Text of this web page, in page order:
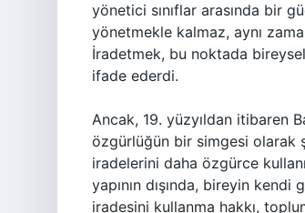
yönetici sınıflar arasında bir
yönetmekle kalmaz, aynı
İradetmek, bu noktada
ifade ederdi.
Ancak, 19. yüzyıldan itibaren
özgürlüğün bir simgesi olarak
iradelerini daha özgürce
yapının dışında, bireyin
iradesini kullanma hakkı,